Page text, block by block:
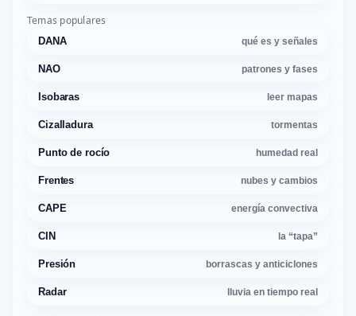
Temas populares
DANA qué es y señales
NAO patrones y fases
Isobaras leer mapas
Cizalladura tormentas
Punto de rocío humedad real
Frentes nubes y cambios
CAPE energía convectiva
CIN la “tapa”
Presión borrascas y anticiclones
Radar lluvia en tiempo real